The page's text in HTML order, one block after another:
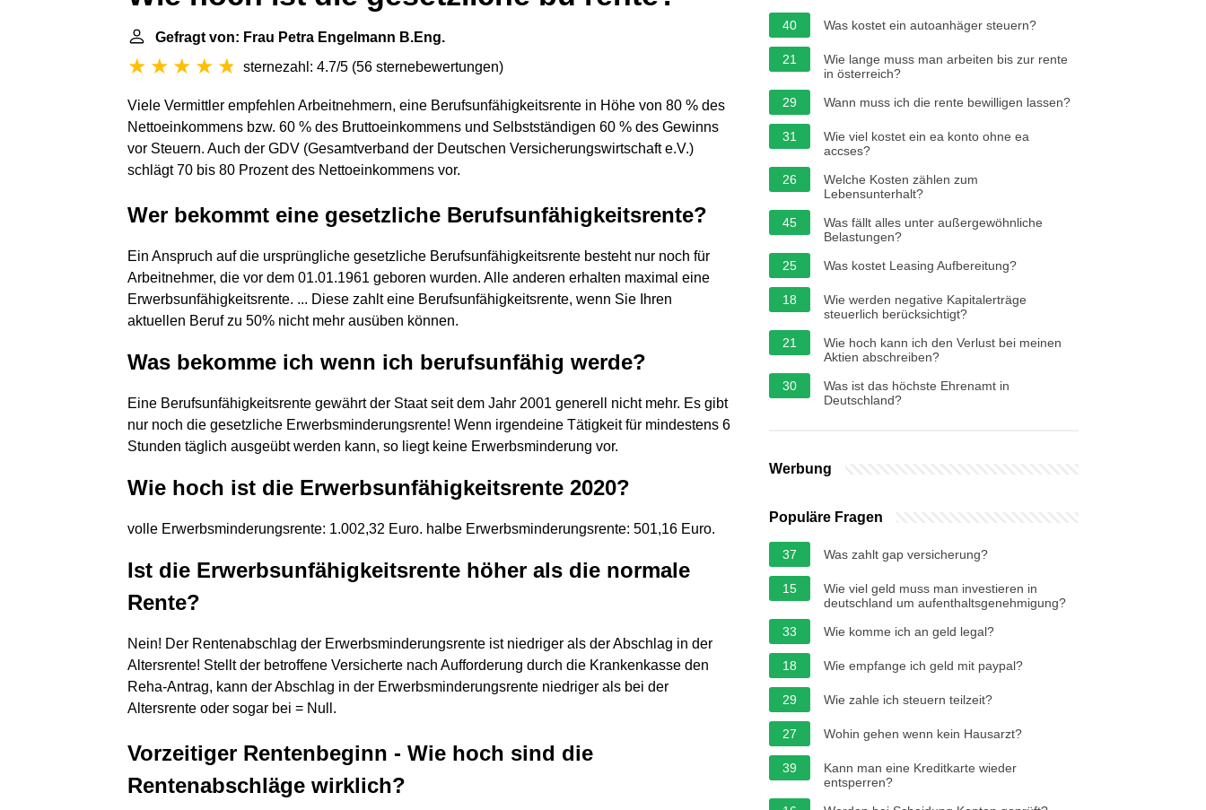
Gefragt von: Frau Petra Engelmann B.Eng.
sternezahl: 4.7/5 (56 sternebewertungen)
Viele Vermittler empfehlen Arbeitnehmern, eine Berufsunfähigkeitsrente in Höhe von 80 % des
Nettoeinkommens bzw. 60 % des Bruttoeinkommens und Selbstständigen 60 % des Gewinns
vor Steuern. Auch der GDV (Gesamtverband der Deutschen Versicherungswirtschaft e.V.)
schlägt 70 bis 80 Prozent des Nettoeinkommens vor.
Wer bekommt eine gesetzliche Berufsunfähigkeitsrente?
Ein Anspruch auf die ursprüngliche gesetzliche Berufsunfähigkeitsrente besteht nur noch für
Arbeitnehmer, die vor dem 01.01.1961 geboren wurden. Alle anderen erhalten maximal eine
Erwerbsunfähigkeitsrente. ... Diese zahlt eine Berufsunfähigkeitsrente, wenn Sie Ihren
aktuellen Beruf zu 50% nicht mehr ausüben können.
Was bekomme ich wenn ich berufsunfähig werde?
Eine Berufsunfähigkeitsrente gewährt der Staat seit dem Jahr 2001 generell nicht mehr. Es gibt
nur noch die gesetzliche Erwerbsminderungsrente! Wenn irgendeine Tätigkeit für mindestens 6
Stunden täglich ausgeübt werden kann, so liegt keine Erwerbsminderung vor.
Wie hoch ist die Erwerbsunfähigkeitsrente 2020?
volle Erwerbsminderungsrente: 1.002,32 Euro. halbe Erwerbsminderungsrente: 501,16 Euro.
Ist die Erwerbsunfähigkeitsrente höher als die normale
Rente?
Nein! Der Rentenabschlag der Erwerbsminderungsrente ist niedriger als der Abschlag in der
Altersrente! Stellt der betroffene Versicherte nach Aufforderung durch die Krankenkasse den
Reha-Antrag, kann der Abschlag in der Erwerbsminderungsrente niedriger als bei der
Altersrente oder sogar bei = Null.
Vorzeitiger Rentenbeginn - Wie hoch sind die
Rentenabschläge wirklich?
40 Was kostet ein autoanhäger steuern?
21
Wie lange muss man arbeiten bis zur rente
in österreich?
29
Wann muss ich die rente bewilligen lassen?
31
Wie viel kostet ein ea konto ohne ea
accses?
26
Welche Kosten zählen zum
Lebensunterhalt?
45
Was fällt alles unter außergewöhnliche
Belastungen?
25
Was kostet Leasing Aufbereitung?
18
Wie werden negative Kapitalerträge
steuerlich berücksichtigt?
21
Wie hoch kann ich den Verlust bei meinen
Aktien abschreiben?
30
Was ist das höchste Ehrenamt in
Deutschland?
Werbung
Populäre Fragen
37 Was zahlt gap versicherung?
15
Wie viel geld muss man investieren in
deutschland um aufenthaltsgenehmigung?
33
Wie komme ich an geld legal?
18 Wie empfange ich geld mit paypal?
29 Wie zahle ich steuern teilzeit?
27 Wohin gehen wenn kein Hausarzt?
39
Kann man eine Kreditkarte wieder
entsperren?